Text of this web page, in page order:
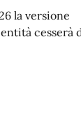
la versione
cesserà
della carta